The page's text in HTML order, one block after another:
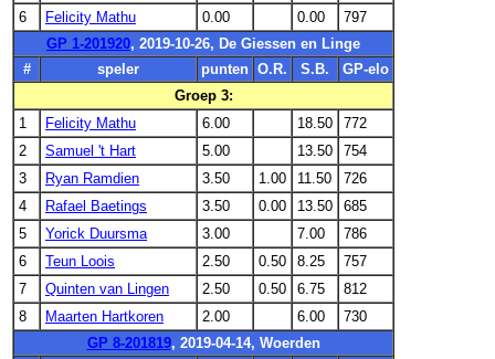
6
Felicity Mathu 0.00 0.00
797
GP 1-201920, 2019-10-26, De Giessen en Linge
#
speler punten O.R. S.B.
GP-elo
Groep 3:
1
Felicity Mathu 6.00 18.50
772
2
Samuel 't Hart 5.00 13.50
754
3
Ryan Ramdien 3.50 1.00 11.50
726
4
Rafael Baetings 3.50 0.00 13.50
685
5
Yorick Duursma 3.00 7.00
786
6
Teun Loois 2.50 0.50 8.25
757
7
Quinten van Lingen 2.50 0.50 6.75
812
8
Maarten Hartkoren 2.00 6.00
730
GP 8-201819, 2019-04-14, Woerden